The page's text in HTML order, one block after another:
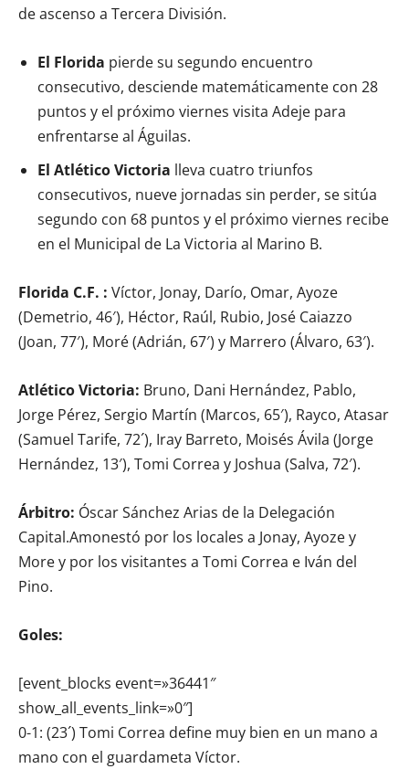
de ascenso a Tercera División.
El Florida pierde su segundo encuentro
consecutivo, desciende matemáticamente con 28
puntos y el próximo viernes visita Adeje para
enfrentarse al Águilas.
El Atlético Victoria lleva cuatro triunfos
consecutivos, nueve jornadas sin perder, se sitúa
segundo con 68 puntos y el próximo viernes recibe
en el Municipal de La Victoria al Marino B.
Florida C.F. : Víctor, Jonay, Darío, Omar, Ayoze
(Demetrio, 46′), Héctor, Raúl, Rubio, José Caiazzo
(Joan, 77′), Moré (Adrián, 67′) y Marrero (Álvaro, 63′).
Atlético Victoria: Bruno, Dani Hernández, Pablo,
Jorge Pérez, Sergio Martín (Marcos, 65′), Rayco, Atasar
(Samuel Tarife, 72´), Iray Barreto, Moisés Ávila (Jorge
Hernández, 13′), Tomi Correa y Joshua (Salva, 72′).
Árbitro: Óscar Sánchez Arias de la Delegación
Capital.Amonestó por los locales a Jonay, Ayoze y
More y por los visitantes a Tomi Correa e Iván del
Pino.
Goles:
[event_blocks event=»36441″
show_all_events_link=»0″]
0-1: (23´) Tomi Correa define muy bien en un mano a
mano con el guardameta Víctor.